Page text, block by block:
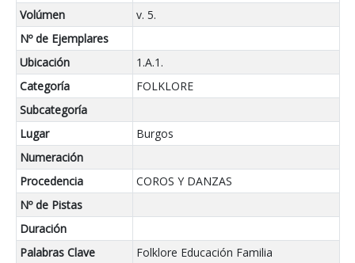
Volúmen
v. 5.
Nº de Ejemplares
Ubicación
1.A.1.
Categoría
FOLKLORE
Subcategoría
Lugar
Burgos
Numeración
Procedencia
COROS Y DANZAS
Nº de Pistas
Duración
Palabras Clave
Folklore Educación Familia